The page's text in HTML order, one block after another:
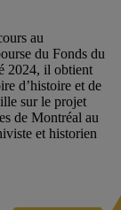
au
du Fonds du
2024, il obtient
d’histoire et de
sur le projet
de Montréal au
et historien